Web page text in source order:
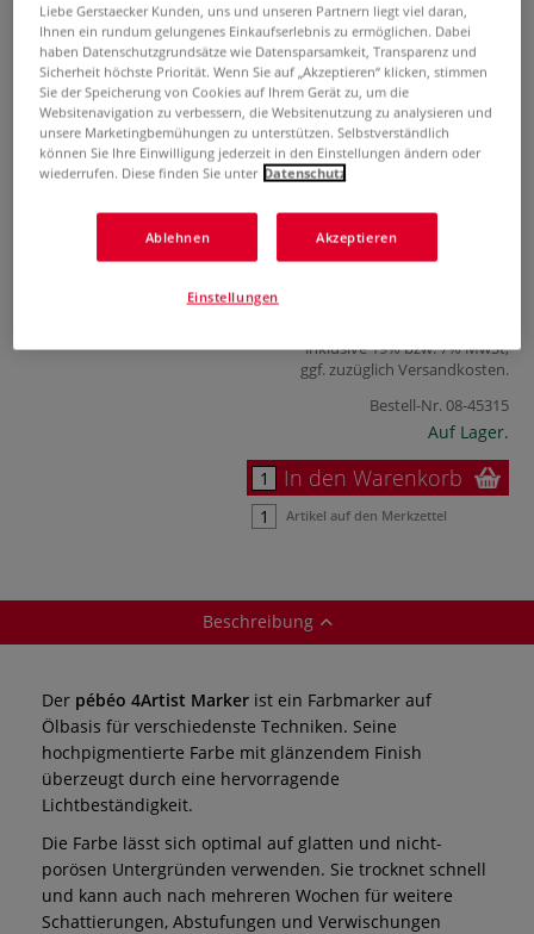
pébéo 4Artist Marker 10er Set, 4
mm
0 Bewertungen
Das pébéo 4Artist Marker Set enthält 10 innovative Marker
ermöglichen. Runde 4 mm Spitzen. Ideal für Mixed Media,
Zeichnungen, Finish und Schreiben.
Mehr
inklusive 19% bzw. 7% MwSt,
ggf. zuzüglich Versandkosten.
Bestell-Nr.08-45315
Auf Lager.
In den Warenkorb
Artikel auf den Merkzettel
Beschreibung
Der pébéo 4Artist Marker ist ein Farbmarker auf
Ölbasis für verschiedenste Techniken. Seine
hochpigmentierte Farbe mit glänzendem Finish
überzeugt durch eine hervorragende
Lichtbeständigkeit.
Die Farbe lässt sich optimal auf glatten und nicht-
porösen Untergründen verwenden. Sie trocknet schnell
und kann auch nach mehreren Wochen für weitere
Schattierungen, Abstufungen und Verwischungen
Liebe Gerstaecker Kunden, uns und unseren Partnern liegt viel daran,
Ihnen ein rundum gelungenes Einkaufserlebnis zu ermöglichen. Dabei
haben Datenschutzgrundsätze wie Datensparsamkeit, Transparenz und
Sicherheit höchste Priorität. Wenn Sie auf „Akzeptieren“ klicken, stimmen
Sie der Speicherung von Cookies auf Ihrem Gerät zu, um die
Websitenavigation zu verbessern, die Websitenutzung zu analysieren und
unsere Marketingbemühungen zu unterstützen. Selbstverständlich
können Sie Ihre Einwilligung jederzeit in den Einstellungen ändern oder
wiederrufen. Diese finden Sie unter Datenschutz
Ablehnen Akzeptieren
Einstellungen